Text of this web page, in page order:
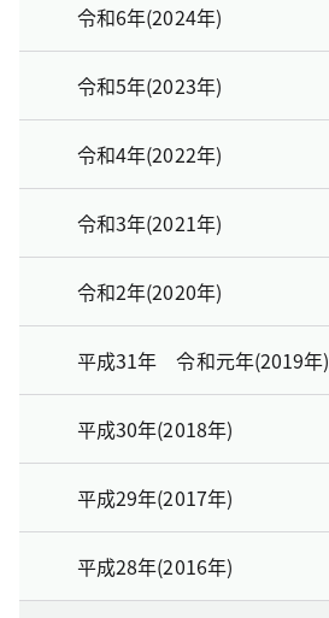
令和6年(2024年)
令和5年(2023年)
令和4年(2022年)
令和3年(2021年)
令和2年(2020年)
平成31年 令和元年(2019年)
平成30年(2018年)
平成29年(2017年)
平成28年(2016年)